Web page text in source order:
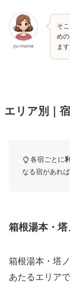
yu-mama
そ
め
ます
エリア別｜
各宿ごとに
なる宿があれ
箱根湯本・
箱根湯本・塔
あたるエリア